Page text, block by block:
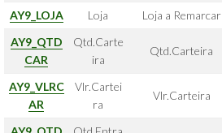
AY9_LOJA Loja Loja a Remarcar
AY9_QTD
CAR
Qtd.Carte
ira
Qtd.Carteira
AY9_VLRC
AR
Vlr.Cartei
ra
Vlr.Carteira